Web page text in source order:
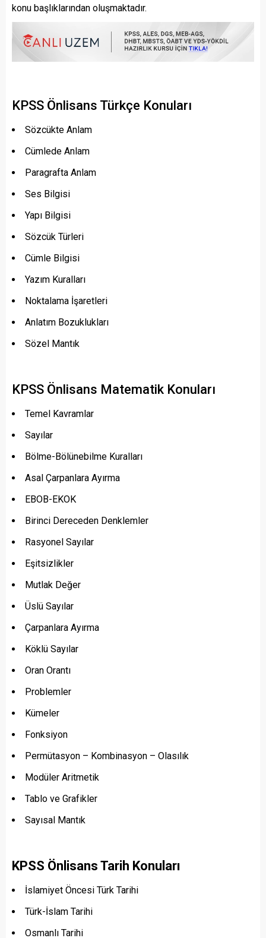
konu başlıklarından oluşmaktadır.
KPSS Önlisans Türkçe Konuları
Sözcükte Anlam
Cümlede Anlam
Paragrafta Anlam
Ses Bilgisi
Yapı Bilgisi
Sözcük Türleri
Cümle Bilgisi
Yazım Kuralları
Noktalama İşaretleri
Anlatım Bozuklukları
Sözel Mantık
KPSS Önlisans Matematik Konuları
Temel Kavramlar
Sayılar
Bölme-Bölünebilme Kuralları
Asal Çarpanlara Ayırma
EBOB-EKOK
Birinci Dereceden Denklemler
Rasyonel Sayılar
Eşitsizlikler
Mutlak Değer
Üslü Sayılar
Çarpanlara Ayırma
Köklü Sayılar
Oran Orantı
Problemler
Kümeler
Fonksiyon
Permütasyon – Kombinasyon – Olasılık
Modüler Aritmetik
Tablo ve Grafikler
Sayısal Mantık
KPSS Önlisans Tarih Konuları
İslamiyet Öncesi Türk Tarihi
Türk-İslam Tarihi
Osmanlı Tarihi